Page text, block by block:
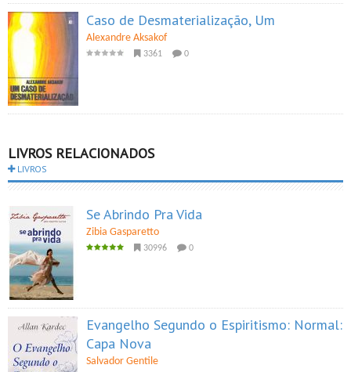
Caso de Desmaterialização, Um
Alexandre Aksakof
3361 0
LIVROS RELACIONADOS
LIVROS
Se Abrindo Pra Vida
Zibia Gasparetto
30996 0
Evangelho Segundo o Espiritismo: Normal:
Capa Nova
Salvador Gentile